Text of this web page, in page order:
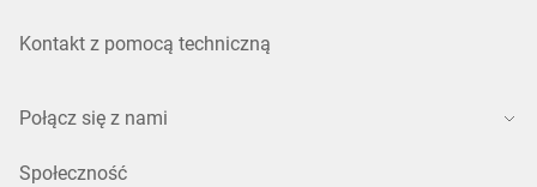
Kontakt z pomocą techniczną
Połącz się z nami
Społeczność